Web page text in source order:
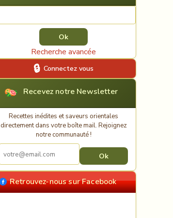
Recherche avancée
Connectez vous
Recevez notre Newsletter
Recettes inédites et saveurs orientales
directement dans votre boîte mail. Rejoignez
notre communauté !
Retrouvez-nous sur Facebook